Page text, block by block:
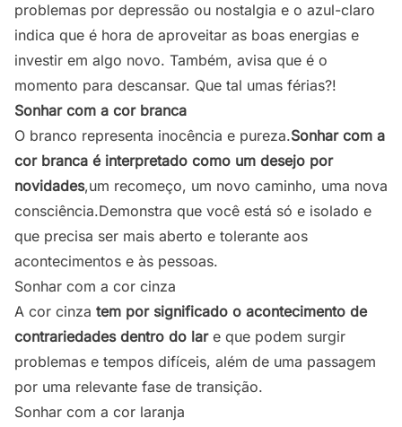
problemas por depressão ou nostalgia e o azul-claro
indica que é hora de aproveitar as boas energias e
investir em algo novo. Também, avisa que é o
momento para descansar. Que tal umas férias?!
Sonhar com a cor branca
O branco representa inocência e pureza.Sonhar com a
cor branca é interpretado como um desejo por
novidades,um recomeço, um novo caminho, uma nova
consciência.Demonstra que você está só e isolado e
que precisa ser mais aberto e tolerante aos
acontecimentos e às pessoas.
Sonhar com a cor cinza
A cor cinza tem por significado o acontecimento de
contrariedades dentro do lare que podem surgir
problemas e tempos difíceis, além de uma passagem
por uma relevante fase de transição.
Sonhar com a cor laranja